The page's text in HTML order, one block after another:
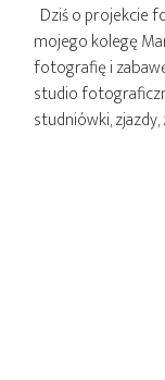
Dziś o projekcie
mojego kolegę
fotografię i
studio
studniówki,